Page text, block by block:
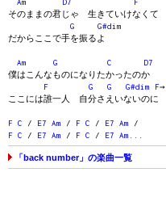
そのままの君じゃ 生きていけなくて
G
G#dim
だからここで手を振るよ
Am G C
D7
僕はこんなものになりたかったのか
F
G G G#dim F→
ここには誰一人 自分さえいないのに
F C / E7 Am / F C / E7 Am /
F
C / E7 Am / F C / E7 Am
「back number」の楽曲一覧